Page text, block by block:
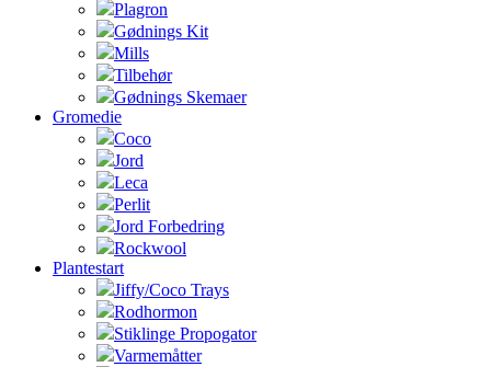
Plagron
Gødnings Kit
Mills
Tilbehør
Gødnings Skemaer
Gromedie
Coco
Jord
Leca
Perlit
Jord Forbedring
Rockwool
Plantestart
Jiffy/Coco Trays
Rodhormon
Stiklinge Propogator
Varmemåtter